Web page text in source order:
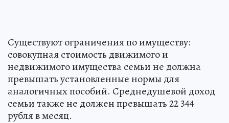
Существуют ограничения по имуществу:
совокупная стоимость движимого и
недвижимого имущества семьи не должна
превышать установленные нормы для
аналогичных пособий. Среднедушевой доход
семьи также не должен превышать 22 344
рубля в месяц.